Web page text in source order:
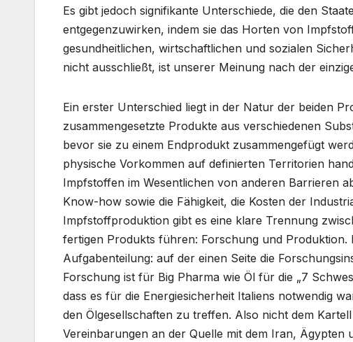
Es gibt jedoch signifikante Unterschiede, die den
entgegenzuwirken, indem sie das Horten von
gesundheitlichen, wirtschaftlichen und sozialen
nicht ausschließt, ist unserer Meinung nach der
Ein erster Unterschied liegt in der Natur der beiden
zusammengesetzte Produkte aus verschiedenen
bevor sie zu einem Endprodukt zusammengefügt
physische Vorkommen auf definierten Territorien
Impfstoffen im Wesentlichen von anderen Barrieren
Know-how sowie die Fähigkeit, die Kosten der
Impfstoffproduktion gibt es eine klare Trennung
fertigen Produkts führen: Forschung und Produktion.
Aufgabenteilung: auf der einen Seite die
Forschung ist für Big Pharma wie Öl für die „7
dass es für die Energiesicherheit Italiens notwendig
den Ölgesellschaften zu treffen. Also nicht dem
Vereinbarungen an der Quelle mit dem Iran, Ägypten